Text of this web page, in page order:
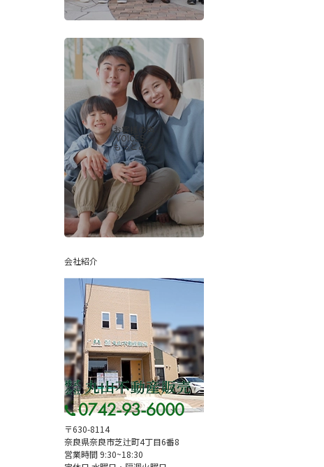
お客様の声
-VOICES-
もっとみる
会社紹介
〒630-8114
奈良県奈良市芝辻町4丁目6番8
営業時間 9:30~18:30